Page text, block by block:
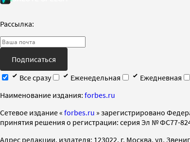
Рассылка:
Подписаться
Все сразу
Еженедельная Ежедневная
Наименование издания: forbes.ru
Cетевое издание « forbes.ru » зарегистрировано
принятия решения о регистрации: серия Эл № ФС77-
Адрес редакции, издателя: 123022, г. Москва, ул.